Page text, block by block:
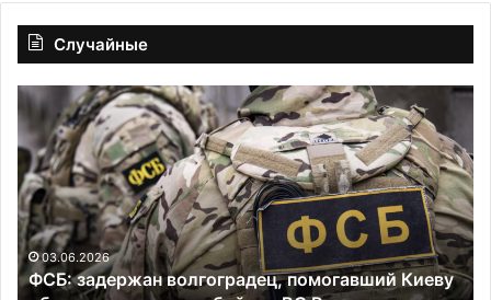
Случайные
волгоградец, помогавший Киеву
«После
выполнения
задачи
он
изменился»:
как
потомок
философа
Розанова
31.07.2026
«После
потомок